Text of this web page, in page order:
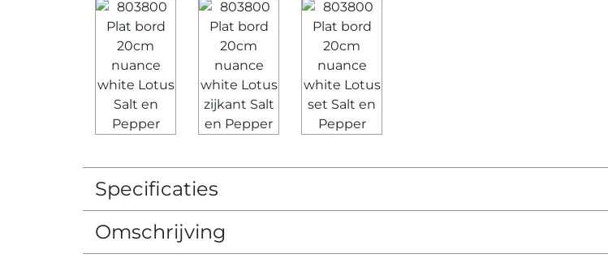
Specificaties
Omschrijving